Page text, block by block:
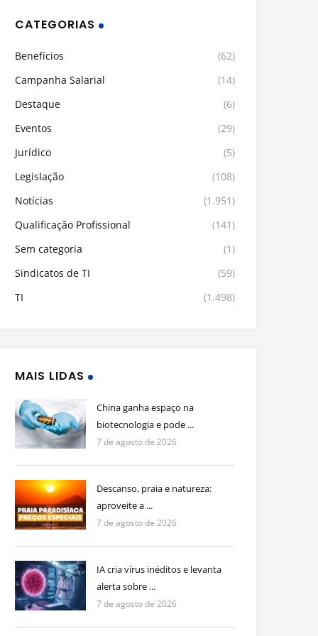
CATEGORIAS
Benefícios
(62)
Campanha Salarial
(14)
Destaque
(6)
Eventos
(29)
Jurídico
(5)
Legislação
(108)
Notícias
(1.951)
Qualificação Profissional
(141)
Sem categoria
(1)
Sindicatos de TI
(59)
TI
(1.498)
MAIS LIDAS
China ganha espaço na
biotecnologia e pode ...
7 de agosto de 2026
Descanso, praia e natureza:
aproveite a ...
7 de agosto de 2026
IA cria vírus inéditos e levanta
alerta sobre ...
7 de agosto de 2026